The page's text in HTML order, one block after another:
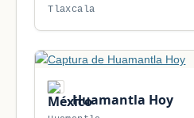
Tlaxcala
Huamantla Hoy